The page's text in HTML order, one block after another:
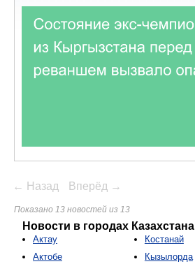
← Назад Вперёд →
Показано 13 новостей из 13
Новости в городах Казахстана
Актау
Актобе
Костанай
Кызылорда